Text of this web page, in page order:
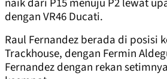
naik dari P15 menuju P2 lewat
dengan VR46 Ducati.
Raul Fernandez berada di posisi
Trackhouse, dengan Fermin
Fernandez dengan rekan